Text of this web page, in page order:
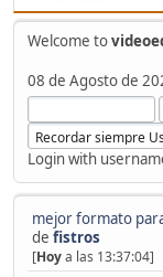
Welcome to
08 de Agosto de
Login with
mejor formato
de fistros
[Hoya las 13:37:04]